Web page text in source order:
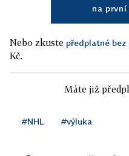
na
Nebo zkuste předplatné
Kč.
Máte již
#NHL #výluka